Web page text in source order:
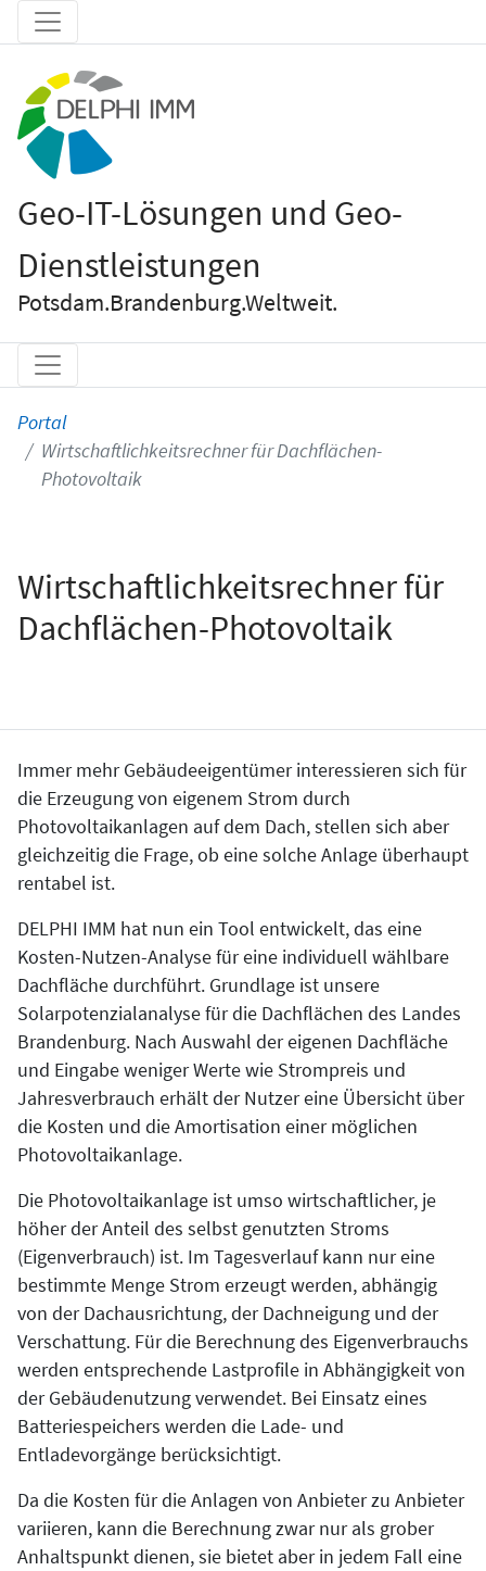
Geo-IT-Lösungen und Geo-
Dienstleistungen
Potsdam.Brandenburg.Weltweit.
Portal
Wirtschaftlichkeitsrechner für Dachflächen-
Photovoltaik
Wirtschaftlichkeitsrechner für
Dachflächen-Photovoltaik
Immer mehr Gebäudeeigentümer interessieren sich für
die Erzeugung von eigenem Strom durch
Photovoltaikanlagen auf dem Dach, stellen sich aber
gleichzeitig die Frage, ob eine solche Anlage überhaupt
rentabel ist.
DELPHI IMM hat nun ein Tool entwickelt, das eine
Kosten-Nutzen-Analyse für eine individuell wählbare
Dachfläche durchführt. Grundlage ist unsere
Solarpotenzialanalyse für die Dachflächen des Landes
Brandenburg. Nach Auswahl der eigenen Dachfläche
und Eingabe weniger Werte wie Strompreis und
Jahresverbrauch erhält der Nutzer eine Übersicht über
die Kosten und die Amortisation einer möglichen
Photovoltaikanlage.
Die Photovoltaikanlage ist umso wirtschaftlicher, je
höher der Anteil des selbst genutzten Stroms
(Eigenverbrauch) ist. Im Tagesverlauf kann nur eine
bestimmte Menge Strom erzeugt werden, abhängig
von der Dachausrichtung, der Dachneigung und der
Verschattung. Für die Berechnung des Eigenverbrauchs
werden entsprechende Lastprofile in Abhängigkeit von
der Gebäudenutzung verwendet. Bei Einsatz eines
Batteriespeichers werden die Lade- und
Entladevorgänge berücksichtigt.
Da die Kosten für die Anlagen von Anbieter zu Anbieter
variieren, kann die Berechnung zwar nur als grober
Anhaltspunkt dienen, sie bietet aber in jedem Fall eine